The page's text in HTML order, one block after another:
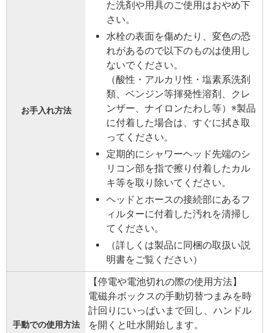
お手入れ方法
た洗剤や用具のご使用はおやめ下
さい。
水栓の表面を傷めたり、変⾊の恐
れがあるので以下のものは使⽤し
ないでください。
（酸性・アルカリ性・塩素系洗剤
類、ベンジン等揮発性溶剤、クレ
ンザー、ナイロンたわし等）※製品
に付着した場合は、すぐに拭き取
ってください。
定期的にシャワーヘッド先端のシ
リコン部を指で擦り付着したカル
キ等を取り除いてください。
ヘッドとホースの接続部にあるフ
ィルターに付着した汚れを清掃し
てください。
（詳しくは製品に同梱の取扱い説
明書をご覧ください）
手動での使用方法
【停電や電池切れの際の使用方法】
電磁弁ボックスの手動切替つまみを時
計回りにいっぱいまで回し、ハンドル
を開くと吐水開始します。